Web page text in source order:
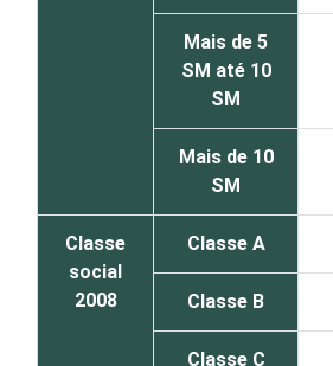
Mais de 5
SM até 10
SM
Mais de 10
SM
Classe
social
2008
Classe A
Classe B
Classe C